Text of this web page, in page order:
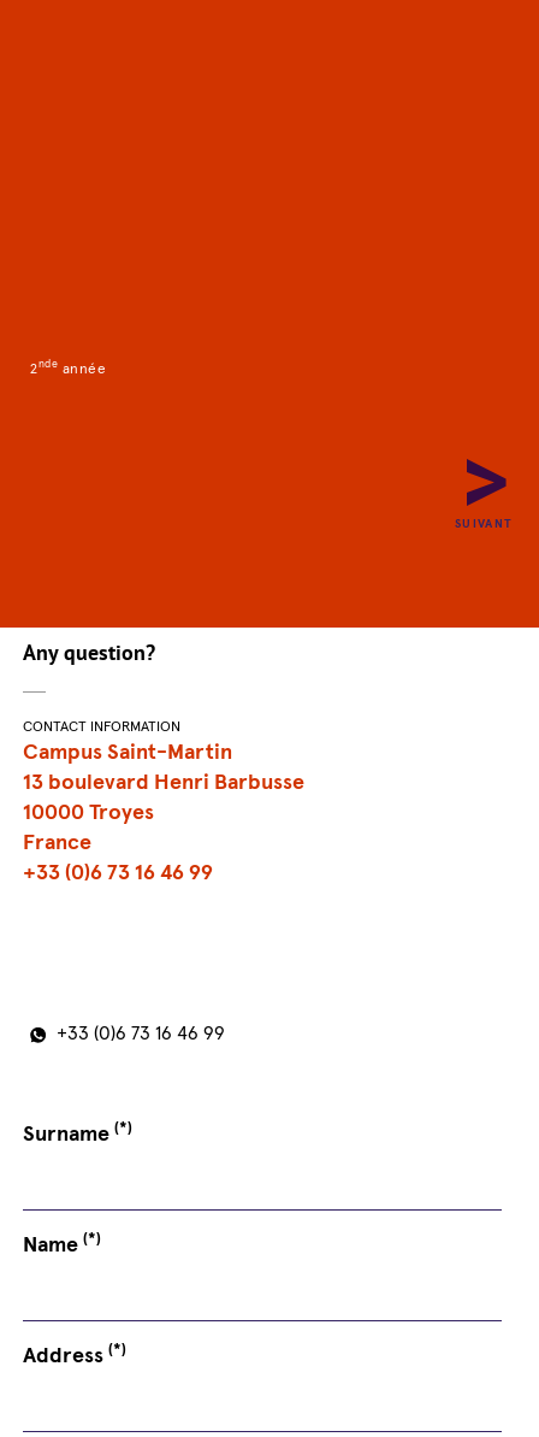
2nde année
SUIVANT
Any question?
CONTACT INFORMATION
Campus Saint-Martin
13 boulevard Henri Barbusse
10000 Troyes
France
+33 (0)6 73 16 46 99
+33 (0)6 73 16 46 99
Surname(*)
Name(*)
Address(*)